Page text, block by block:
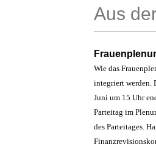
Aus
Wie das
integriert werden.
Juni um 15 Uhr
Parteitag im
des Parteitages.